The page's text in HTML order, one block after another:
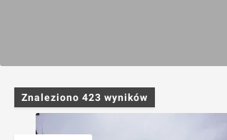
Znaleziono 423 wyników